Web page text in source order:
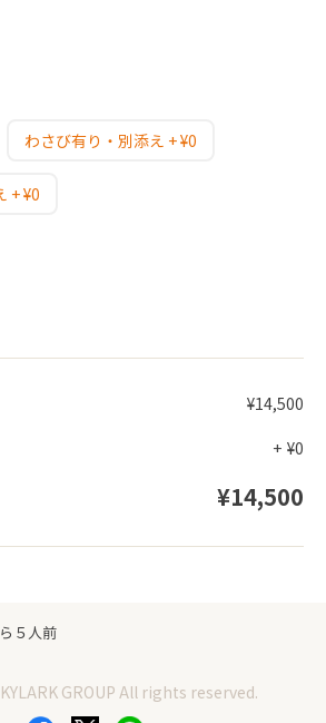
捨て）での配達になります。
わさび有り・別添え + ¥0
+ ¥0
¥14,500
+ ¥0
¥14,500
５人前
GROUP All rights reserved.